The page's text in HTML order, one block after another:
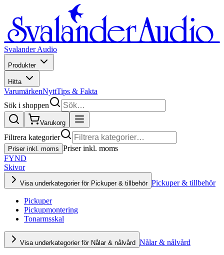
Svalander Audio
Produkter
Hitta
VarumärkenNyttTips & Fakta
Sök i shoppen
Varukorg
Filtrera kategorier
Priser inkl. moms Priser inkl. moms
FYND
Skivor
Visa underkategorier för Pickuper & tillbehör Pickuper & tillbehör
Pickuper
Pickupmontering
Tonarmsskal
Visa underkategorier för Nålar & nålvård Nålar & nålvård